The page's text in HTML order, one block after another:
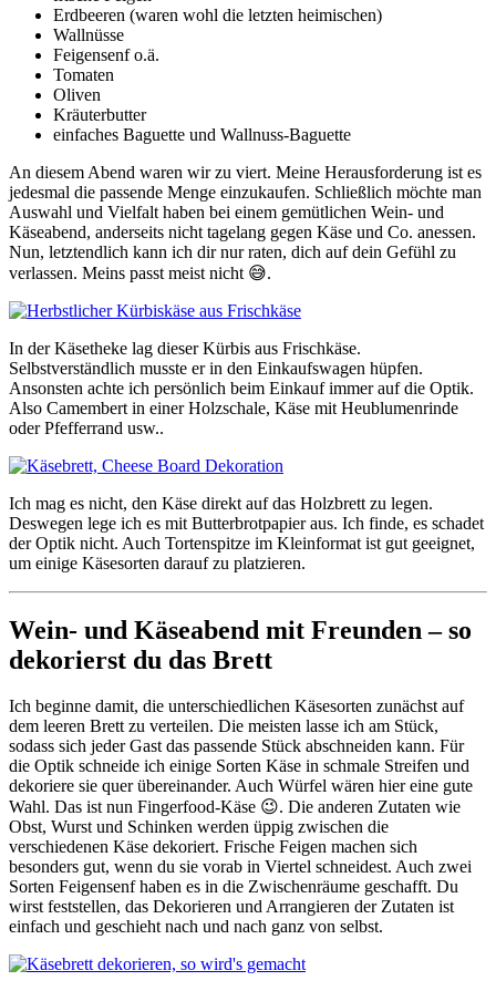
Erdbeeren (waren wohl die letzten heimischen)
Wallnüsse
Feigensenf o.ä.
Tomaten
Oliven
Kräuterbutter
einfaches Baguette und Wallnuss-Baguette
An diesem Abend waren wir zu viert. Meine Herausforderung ist es
jedesmal die passende Menge einzukaufen. Schließlich möchte man
Auswahl und Vielfalt haben bei einem gemütlichen Wein- und
Käseabend, anderseits nicht tagelang gegen Käse und Co. anessen.
Nun, letztendlich kann ich dir nur raten, dich auf dein Gefühl zu
verlassen. Meins passt meist nicht 😅.
In der Käsetheke lag dieser Kürbis aus Frischkäse.
Selbstverständlich musste er in den Einkaufswagen hüpfen.
Ansonsten achte ich persönlich beim Einkauf immer auf die Optik.
Also Camembert in einer Holzschale, Käse mit Heublumenrinde
oder Pfefferrand usw..
Ich mag es nicht, den Käse direkt auf das Holzbrett zu legen.
Deswegen lege ich es mit Butterbrotpapier aus. Ich finde, es schadet
der Optik nicht. Auch Tortenspitze im Kleinformat ist gut geeignet,
um einige Käsesorten darauf zu platzieren.
Wein- und Käseabend mit Freunden – so
dekorierst du das Brett
Ich beginne damit, die unterschiedlichen Käsesorten zunächst auf
dem leeren Brett zu verteilen. Die meisten lasse ich am Stück,
sodass sich jeder Gast das passende Stück abschneiden kann. Für
die Optik schneide ich einige Sorten Käse in schmale Streifen und
dekoriere sie quer übereinander. Auch Würfel wären hier eine gute
Wahl. Das ist nun Fingerfood-Käse 😉. Die anderen Zutaten wie
Obst, Wurst und Schinken werden üppig zwischen die
verschiedenen Käse dekoriert. Frische Feigen machen sich
besonders gut, wenn du sie vorab in Viertel schneidest. Auch zwei
Sorten Feigensenf haben es in die Zwischenräume geschafft. Du
wirst feststellen, das Dekorieren und Arrangieren der Zutaten ist
einfach und geschieht nach und nach ganz von selbst.